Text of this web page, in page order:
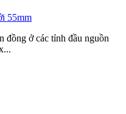
55mm
đồng ở các tỉnh đầu nguồn